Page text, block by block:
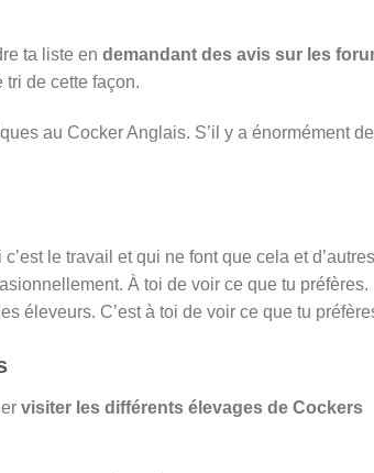
ta liste en demandant des avis sur les
tri de cette façon.
au Cocker Anglais. S’il y a énormément de
le travail et qui ne font que cela et d’autres
À toi de voir ce que tu préfères.
éleveurs. C’est à toi de voir ce que tu
visiter les différents élevages de Cockers